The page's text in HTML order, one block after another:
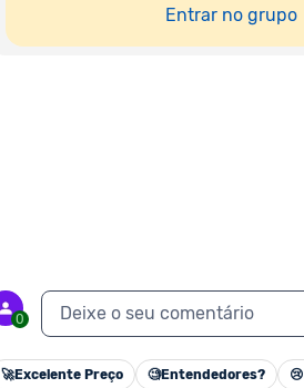
Entrar no grupo
0 Deixe o seu comentário
🚀Excelente Preço 🧐Entendedores? 😢